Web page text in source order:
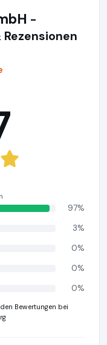
-
97%
3%
0%
0%
0%
Bewertungen bei